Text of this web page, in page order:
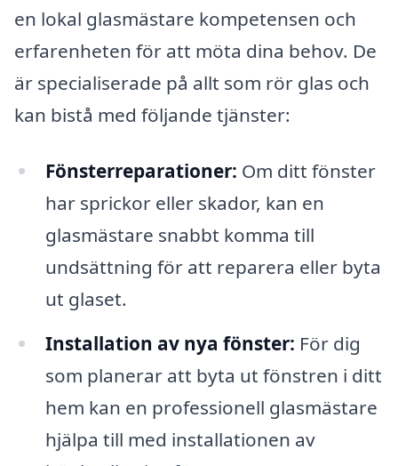
en lokal glasmästare kompetensen och
erfarenheten för att möta dina behov. De
är specialiserade på allt som rör glas och
kan bistå med följande tjänster:
Fönsterreparationer: Om ditt fönster
har sprickor eller skador, kan en
glasmästare snabbt komma till
undsättning för att reparera eller byta
ut glaset.
Installation av nya fönster: För dig
som planerar att byta ut fönstren i ditt
hem kan en professionell glasmästare
hjälpa till med installationen av